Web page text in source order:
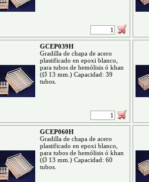
GCEP039H
Gradilla de chapa de acero
plastificado en epoxi blanco,
para tubos de hemólisis ó khan
(Ø 13 mm.) Capacidad: 39
tubos.
GCEP060H
Gradilla de chapa de acero
plastificado en epoxi blanco,
para tubos de hemólisis ó khan
(Ø 13 mm.) Capacidad: 60
tubos.